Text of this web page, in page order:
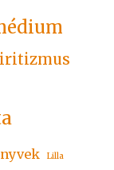
Lilla